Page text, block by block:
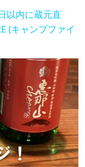
以内に蔵元直
(キャンプファイ